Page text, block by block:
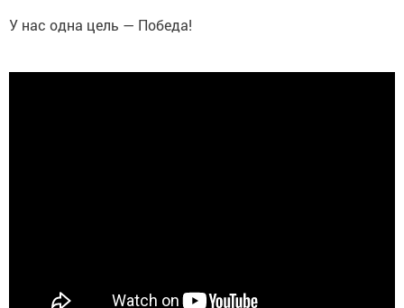
У нас одна цель — Победа!